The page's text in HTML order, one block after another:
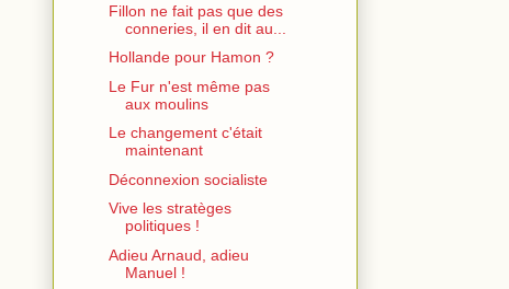
Fillon ne fait pas que des
conneries, il en dit au...
Hollande pour Hamon ?
Le Fur n'est même pas
aux moulins
Le changement c'était
maintenant
Déconnexion socialiste
Vive les stratèges
politiques !
Adieu Arnaud, adieu
Manuel !